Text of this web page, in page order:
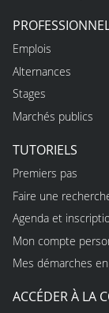
Emplois
Alternances
Stages
Marchés publics
TUTORIELS
Premiers pas
Faire une
Agenda et
Mon compte
Mes démarches
ACCÉDER À LA